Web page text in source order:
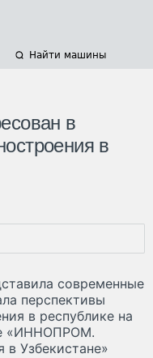
Найти машины
в
в
современные
перспективы
в республике на
«ИННОПРОМ.
Узбекистане»